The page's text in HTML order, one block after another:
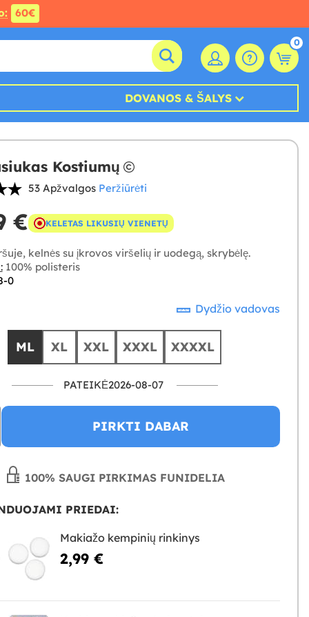
60€
0
DOVANOS & ŠALYS
Kostiumų
53 Apžvalgos Peržiūrėti
€ KELETAS LIKUSIŲ VIENETŲ
kelnės su įkrovos viršelių ir uodegą, skrybėlę.
100% polisteris
0
Dydžio vadovas
ML XL XXL XXXL XXXXL
PATEIKĖ2026-08-07
PIRKTI DABAR
100% SAUGI PIRKIMAS FUNIDELIA
PRIEDAI:
Makiažo kempinių rinkinys
2,99 €